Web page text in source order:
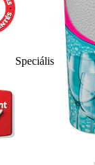
Speciális